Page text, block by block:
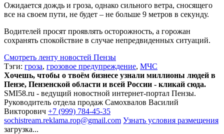
Ожидается дождь и гроза, однако сильного ветра, сносящего
все на своем пути, не будет – не больше 9 метров в секунду.
Водителей просят проявлять осторожность, а горожан
сохранять спокойствие в случае непредвиденных ситуаций.
Смотреть ленту новостей Пензы
Тэги: гроза, грозовое предупреждение, МЧС
Хочешь, чтобы о твоём бизнесе узнали миллионы людей в
Пензе, Пензенской области и всей России - кликай сюда.
SMI58.ru - ведущий новостной интернет-портал Пензы.
Руководитель отдела продаж Самохвалов Василий
Викторович +7 (999) 784-45-35
sochistream.reklama.rop@gmail.com Узнать условия размещения
загрузка...